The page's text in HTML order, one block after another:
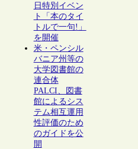
日特別イベン
ト「本のタイ
トルで一句!」
を開催
米・ペンシル
バニア州等の
大学図書館の
連合体
PALCI、図書
館によるシス
テム相互運用
性評価のため
のガイドを公
開